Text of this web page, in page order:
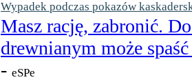
Wypadek podczas pokazów
Masz rację, zabronić.
drewnianym może
- eSPe